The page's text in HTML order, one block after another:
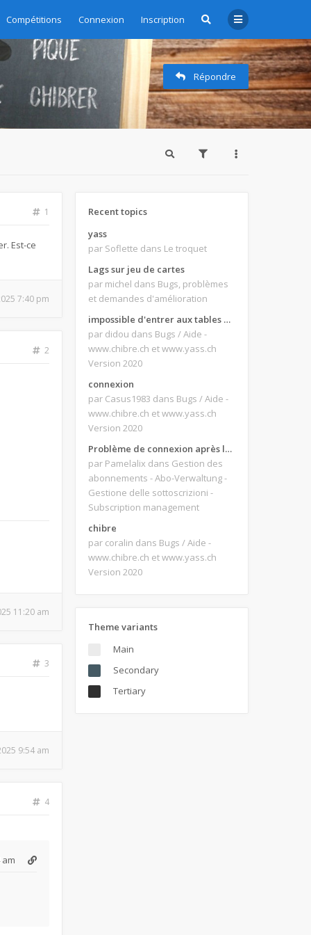
Compétitions Connexion Inscription
- Subscription management
Répondre
1
Est-ce
7:40 pm
2
11:20 am
3
9:54 am
4
am
Recent topics
yass
par Soflette dans Le troquet
Lags sur jeu de cartes
par michel dans Bugs, problèmes
et demandes d'amélioration
impossible d'entrer aux tables de jeux
par didou dans Bugs / Aide -
www.chibre.ch et www.yass.ch
Version 2020
connexion
par Casus1983 dans Bugs / Aide -
www.chibre.ch et www.yass.ch
Version 2020
Problème de connexion après le changement d'adresse e-mail.
par Pamelalix dans Gestion des
abonnements - Abo-Verwaltung -
Gestione delle sottoscrizioni -
Subscription management
chibre
par coralin dans Bugs / Aide -
www.chibre.ch et www.yass.ch
Version 2020
Theme variants
Main
Secondary
Tertiary